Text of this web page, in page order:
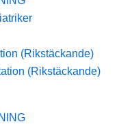
(Rikstäckande)
(Rikstäckande)